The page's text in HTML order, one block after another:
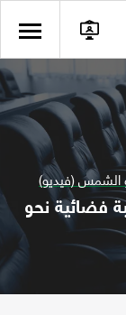
الشمس (فيديو)
فضائية نحو